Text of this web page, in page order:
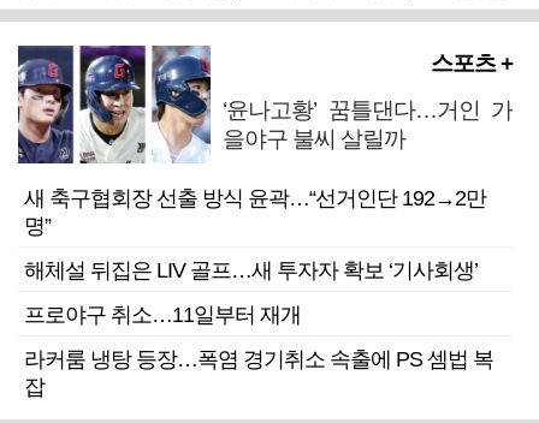
스포츠 +
‘윤나고황’ 꿈틀댄다…거인 가
을야구 불씨 살릴까
새 축구협회장 선출 방식 윤곽…“선거인단 192→2만
명”
해체설 뒤집은 LIV 골프…새 투자자 확보 ‘기사회생’
프로야구 취소…11일부터 재개
라커룸 냉탕 등장…폭염 경기취소 속출에 PS 셈법 복
잡